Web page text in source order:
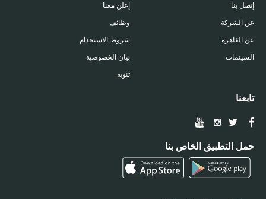
إتصل بنا
عن الشركة
عن القاهرة
السينمات
إعلن معنا
وظائف
شروط الاستخدام
بيان الخصوصية
تنويه
تابعنا
حمل التطبيق الخاص بنا